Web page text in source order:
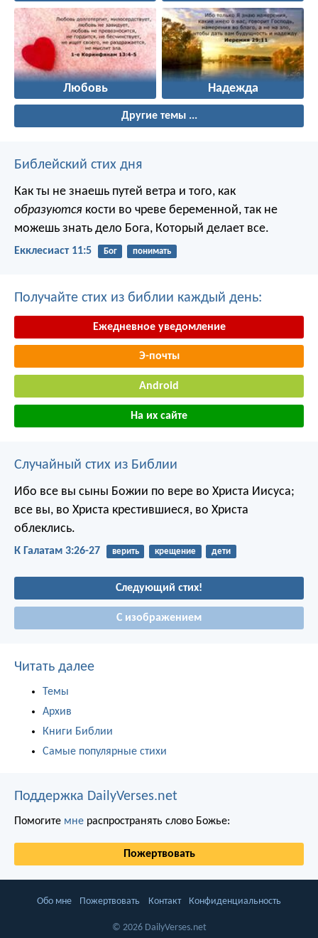
Любовь Надежда
Другие темы ...
Библейский стих дня
Как ты не знаешь путей ветра и того, как
образуются кости во чреве беременной, так не
можешь знать дело Бога, Который делает все.
Екклесиаст 11:5 Бог понимать
Получайте стих из библии каждый день:
Ежедневное уведомление
Э-почты
Android
На их сайте
Случайный стих из Библии
Ибо все вы сыны Божии по вере во Христа Иисуса;
все вы, во Христа крестившиеся, во Христа
облеклись.
К Галатам 3:26-27 верить крещение дети
Следующий стих!
С изображением
Читать далее
Темы
Архив
Книги Библии
Самые популярные стихи
Поддержка DailyVerses.net
Помогите мне распространять слово Божье:
Пожертвовать
Обо мне Пожертвовать Контакт Конфиденциальность
© 2026 DailyVerses.net